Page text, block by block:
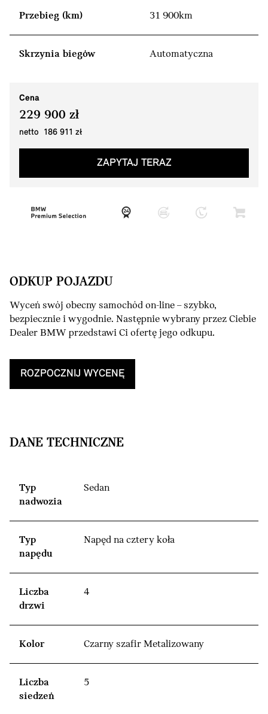
Przebieg (km) 31 900km
Skrzynia biegów Automatyczna
Cena
229 900 zł
netto 186 911 zł
ZAPYTAJ TERAZ
ODKUP POJAZDU
Wyceń swój obecny samochód on-line – szybko,
bezpiecznie i wygodnie. Następnie wybrany przez Ciebie
Dealer BMW przedstawi Ci ofertę jego odkupu.
ROZPOCZNIJ WYCENĘ
DANE TECHNICZNE
Typ
nadwozia
Sedan
Typ
napędu
Napęd na cztery koła
Liczba
drzwi
4
Kolor Czarny szafir Metalizowany
Liczba
siedzeń
5